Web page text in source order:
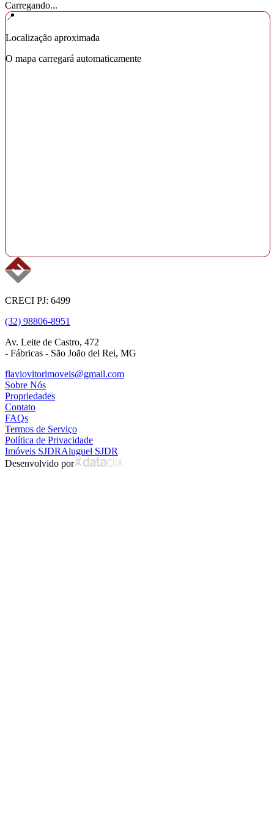
Carregando...
📍
Localização aproximada
O mapa carregará automaticamente
CRECI PJ: 6499
(32) 98806-8951
Av. Leite de Castro, 472
- Fábricas - São João del Rei, MG
flaviovitorimoveis@gmail.com
Sobre Nós
Propriedades
Contato
FAQs
Termos de Serviço
Política de Privacidade
Imóveis SJDRAluguel SJDR
Desenvolvido por